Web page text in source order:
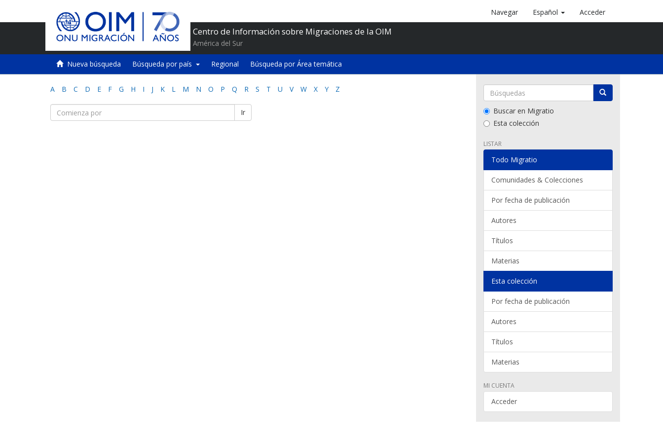
Centro de Información sobre Migraciones de la OIM
América del Sur
Navegar Español Acceder
Nueva búsqueda Búsqueda por país Regional Búsqueda por Área temática
A B C D E F G H I J K L M N O P Q R S T U V W X Y Z
Ir
Buscar en Migratio
Esta colección
LISTAR
Todo Migratio
Comunidades & Colecciones
Por fecha de publicación
Autores
Títulos
Materias
Esta colección
Por fecha de publicación
Autores
Títulos
Materias
MI CUENTA
Acceder